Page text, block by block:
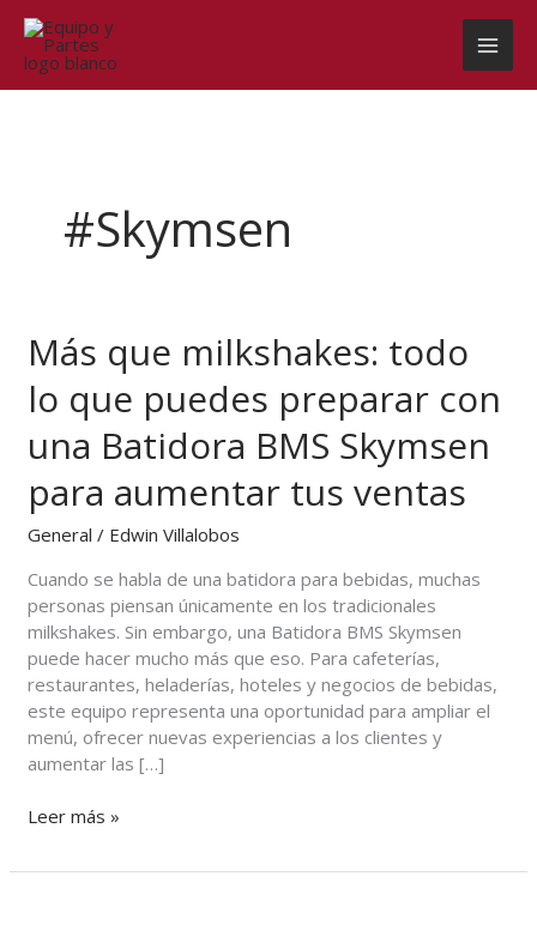
contenido
#Skymsen
Más que milkshakes: todo
lo que puedes preparar con
una Batidora BMS Skymsen
para aumentar tus ventas
General / Edwin Villalobos
Cuando se habla de una batidora para bebidas, muchas
personas piensan únicamente en los tradicionales
milkshakes. Sin embargo, una Batidora BMS Skymsen
puede hacer mucho más que eso. Para cafeterías,
restaurantes, heladerías, hoteles y negocios de bebidas,
este equipo representa una oportunidad para ampliar el
menú, ofrecer nuevas experiencias a los clientes y
aumentar las […]
Más
que
milkshakes:
todo
lo
puedes
preparar
una
Batidora
BMS
Skymsen
para
aumentar
tus
ventas
Leer más »